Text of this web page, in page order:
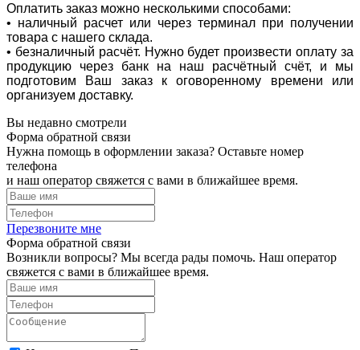
Оплатить заказ можно несколькими способами:
• наличный расчет или через терминал при получении
товара с нашего склада.
• безналичный расчёт. Нужно будет произвести оплату за
продукцию через банк на наш расчётный счёт, и мы
подготовим Ваш заказ к оговоренному времени или
организуем доставку.
Вы недавно смотрели
Форма обратной связи
Нужна помощь в оформлении заказа? Оставьте номер
телефона
и наш оператор свяжется с вами в ближайшее время.
Перезвоните мне
Форма обратной связи
Возникли вопросы? Мы всегда рады помочь. Наш оператор
свяжется с вами в ближайшее время.